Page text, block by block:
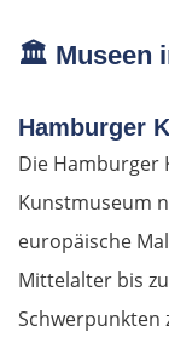
🏛️ Museen
Hamburger
Die Hamburger
Kunstmuseum
europäische
Mittelalter bis
Schwerpunkten